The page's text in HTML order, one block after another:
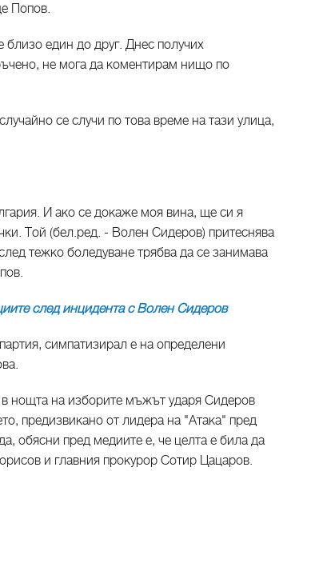
Попов.
близо един до друг. Днес получих
не мога да коментирам нищо по
се случи по това време на тази улица,
И ако се докаже моя вина, ще си я
Той (бел.ред. - Волен Сидеров) притеснява
тежко боледуване трябва да се занимава
след инцидента с Волен Сидеров
симпатизирал е на определени
нощта на изборите мъжът ударя Сидеров
предизвикано от лидера на "Атака" пред
обясни пред медиите е, че целта е била да
и главния прокурор Сотир Цацаров.